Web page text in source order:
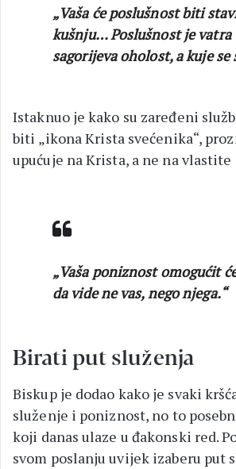
„Vaša će poslušnost biti
kušnju… Poslušnost je vatra
sagorijeva oholost, a kuje se
Istaknuo je kako su zaređeni
biti „ikona Krista svećenika“,
upućuje na Krista, a ne na vlastite
„Vaša poniznost omogućit
da vide ne vas, nego njega.“
Birati put služenja
Biskup je dodao kako je svaki
služenje i poniznost, no to
koji danas ulaze u đakonski red.
svom poslanju uvijek izaberu put